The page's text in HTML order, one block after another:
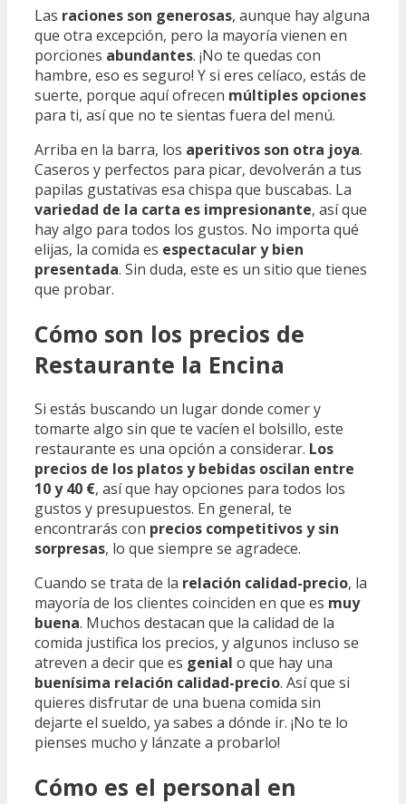
Las raciones son generosas, aunque hay alguna
que otra excepción, pero la mayoría vienen en
porciones abundantes. ¡No te quedas con
hambre, eso es seguro! Y si eres celíaco, estás de
suerte, porque aquí ofrecen múltiples opciones
para ti, así que no te sientas fuera del menú.
Arriba en la barra, los aperitivos son otra joya.
Caseros y perfectos para picar, devolverán a tus
papilas gustativas esa chispa que buscabas. La
variedad de la carta es impresionante, así que
hay algo para todos los gustos. No importa qué
elijas, la comida es espectacular y bien
presentada. Sin duda, este es un sitio que tienes
que probar.
Cómo son los precios de
Restaurante la Encina
Si estás buscando un lugar donde comer y
tomarte algo sin que te vacíen el bolsillo, este
restaurante es una opción a considerar. Los
precios de los platos y bebidas oscilan entre
10 y 40 €, así que hay opciones para todos los
gustos y presupuestos. En general, te
encontrarás con precios competitivos y sin
sorpresas, lo que siempre se agradece.
Cuando se trata de la relación calidad-precio, la
mayoría de los clientes coinciden en que es muy
buena. Muchos destacan que la calidad de la
comida justifica los precios, y algunos incluso se
atreven a decir que es genial o que hay una
buenísima relación calidad-precio. Así que si
quieres disfrutar de una buena comida sin
dejarte el sueldo, ya sabes a dónde ir. ¡No te lo
pienses mucho y lánzate a probarlo!
Cómo es el personal en